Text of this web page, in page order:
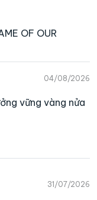
OF OUR
04/08/2026
vững vàng nửa
31/07/2026